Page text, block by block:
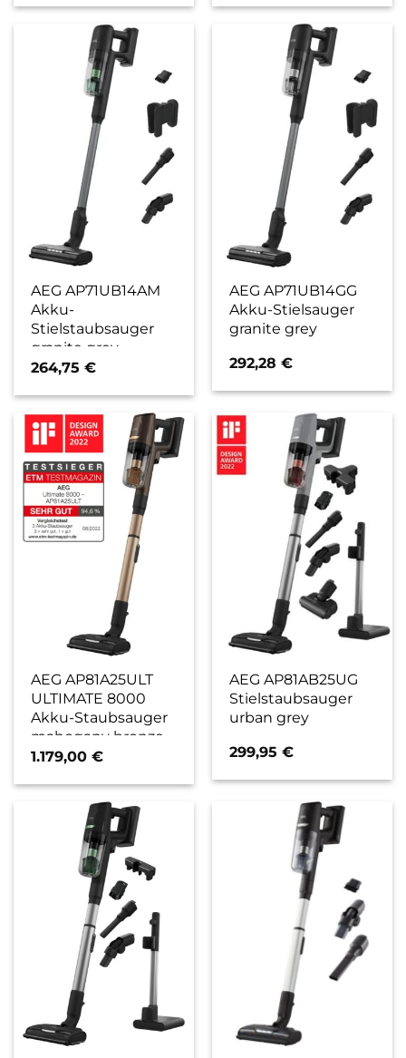
AEG AP71UB14AM
Akku-
Stielstaubsauger
granite grey
264,75€
AEG AP71UB14GG
Akku-Stielsauger
granite grey
292,28€
AEG AP81A25ULT
ULTIMATE 8000
Akku-Staubsauger
mahogany bronze
1.179,00€
AEG AP81AB25UG
Stielstaubsauger
urban grey
299,95€